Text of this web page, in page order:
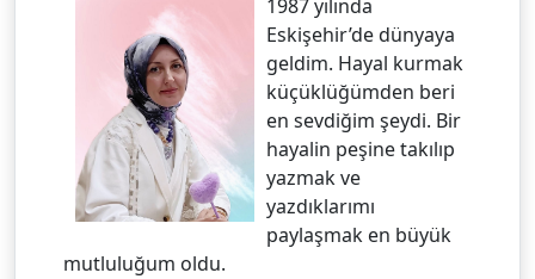
1987 yılında
Eskişehir’de dünyaya
geldim. Hayal kurmak
küçüklüğümden beri
en sevdiğim şeydi. Bir
hayalin peşine takılıp
yazmak ve
yazdıklarımı
paylaşmak en büyük
mutluluğum oldu.